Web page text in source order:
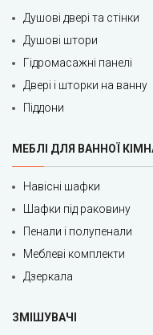
Душові двері та стінки
Душові штори
Гідромасажні панелі
Двері і шторки на ванну
Піддони
МЕБЛІ ДЛЯ ВАННОЇ
Навісні шафки
Шафки під раковину
Пенали і полупенали
Меблеві комплекти
Дзеркала
ЗМІШУВАЧІ